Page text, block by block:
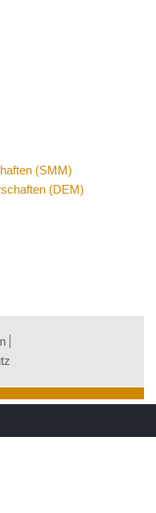
(SMM)
(DEM)